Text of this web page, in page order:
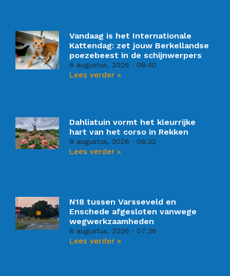
Vandaag is het Internationale
Kattendag: zet jouw Berkellandse
poezebeest in de schijnwerpers
8 augustus, 2026 08:40
Lees verder »
Dahliatuin vormt het kleurrijke
hart van het corso in Rekken
8 augustus, 2026 08:32
Lees verder »
N18 tussen Varsseveld en
Enschede afgesloten vanwege
wegwerkzaamheden
8 augustus, 2026 07:36
Lees verder »